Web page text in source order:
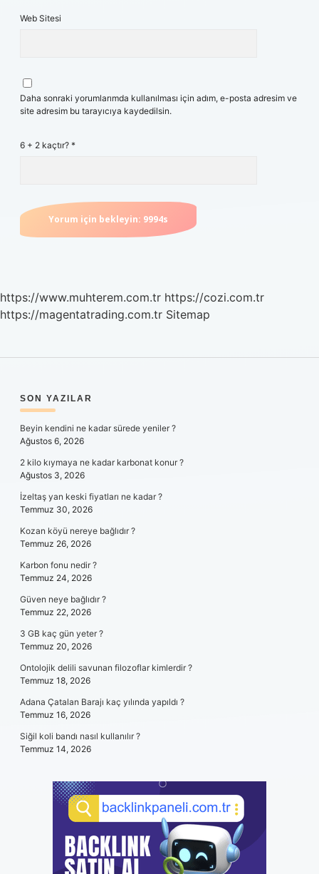
Web Sitesi
Daha sonraki yorumlarımda kullanılması için adım, e-posta adresim ve
site adresim bu tarayıcıya kaydedilsin.
6 + 2 kaçtır? *
https://www.muhterem.com.tr https://cozi.com.tr
https://magentatrading.com.tr Sitemap
SIDEBAR
SON YAZILAR
Beyin kendini ne kadar sürede yeniler ?
Ağustos 6, 2026
2 kilo kıymaya ne kadar karbonat konur ?
Ağustos 3, 2026
İzeltaş yan keski fiyatları ne kadar ?
Temmuz 30, 2026
Kozan köyü nereye bağlıdır ?
Temmuz 26, 2026
Karbon fonu nedir ?
Temmuz 24, 2026
Güven neye bağlıdır ?
Temmuz 22, 2026
3 GB kaç gün yeter ?
Temmuz 20, 2026
Ontolojik delili savunan filozoflar kimlerdir ?
Temmuz 18, 2026
Adana Çatalan Barajı kaç yılında yapıldı ?
Temmuz 16, 2026
Siğil koli bandı nasıl kullanılır ?
Temmuz 14, 2026